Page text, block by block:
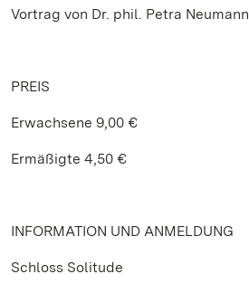
Vortrag von Dr. phil. Petra Neumann
PREIS
Erwachsene 9,00 €
Ermäßigte 4,50 €
INFORMATION UND ANMELDUNG
Schloss Solitude